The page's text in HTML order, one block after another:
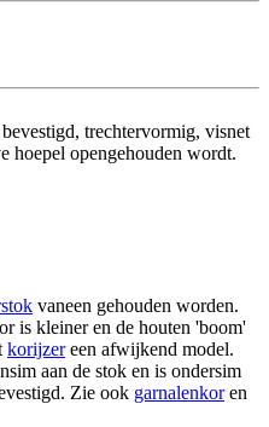
trechtervormig, visnet
hoepel opengehouden wordt.
vaneen gehouden worden.
is kleiner en de houten 'boom'
korijzereen afwijkend model.
aan de stok en is ondersim
Zie ook garnalenkoren